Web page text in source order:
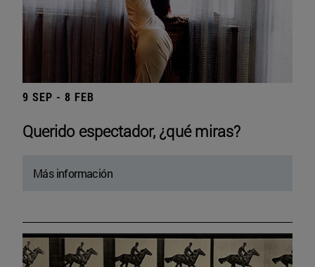
9 SEP - 8 FEB
Querido espectador, ¿qué miras?
Más información